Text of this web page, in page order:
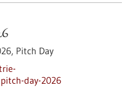
Pitch Day
day-2026